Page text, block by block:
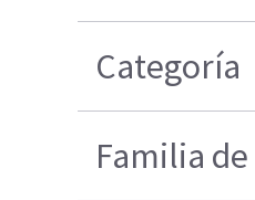
Categoría
Familia